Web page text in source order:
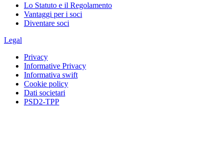
Lo Statuto e il Regolamento
Vantaggi per i soci
Diventare soci
Legal
Privacy
Informative Privacy
Informativa swift
Cookie policy
Dati societari
PSD2-TPP